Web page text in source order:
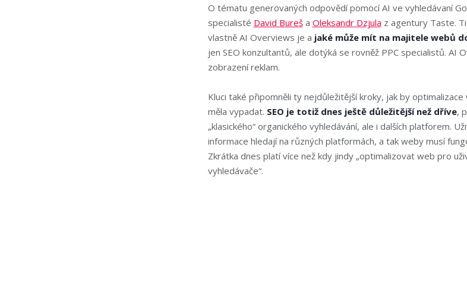
O tématu generovaných odpovědí pomocí AI ve vyhledávaní
specialisté David Bureša Oleksandr Dzjula z agentury Taste.
vlastně AI Overviews je a jaké může mít na majitele webů
jen SEO konzultantů, ale dotýká se rovněž PPC specialistů. AI
zobrazení reklam.
Kluci také připomněli ty nejdůležitější kroky, jak by
měla vypadat. SEO je totiž dnes ještě důležitější než dříve,
„klasického“ organického vyhledávání, ale i dalších platforem.
informace hledají na různých platformách, a tak weby musí
Zkrátka dnes platí více než kdy jindy „optimalizovat web pro
vyhledávače“.